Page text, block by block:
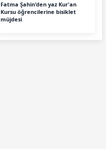
Fatma Şahin'den yaz Kur'an
Kursu öğrencilerine bisiklet
müjdesi